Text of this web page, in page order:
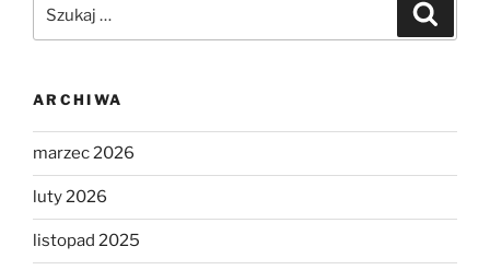
ARCHIWA
marzec 2026
luty 2026
listopad 2025